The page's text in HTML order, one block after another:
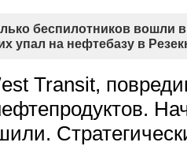
беспилотников вошли
упал на нефтебазу в
Transit,